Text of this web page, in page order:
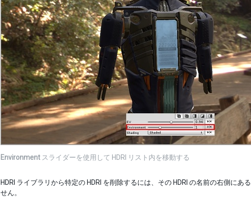
Environment スライダーを使用して HDRI リスト内を移動する
HDRI ライブラリから特定の HDRI を削除するには、その HDRI の名前の右側にある
せん。